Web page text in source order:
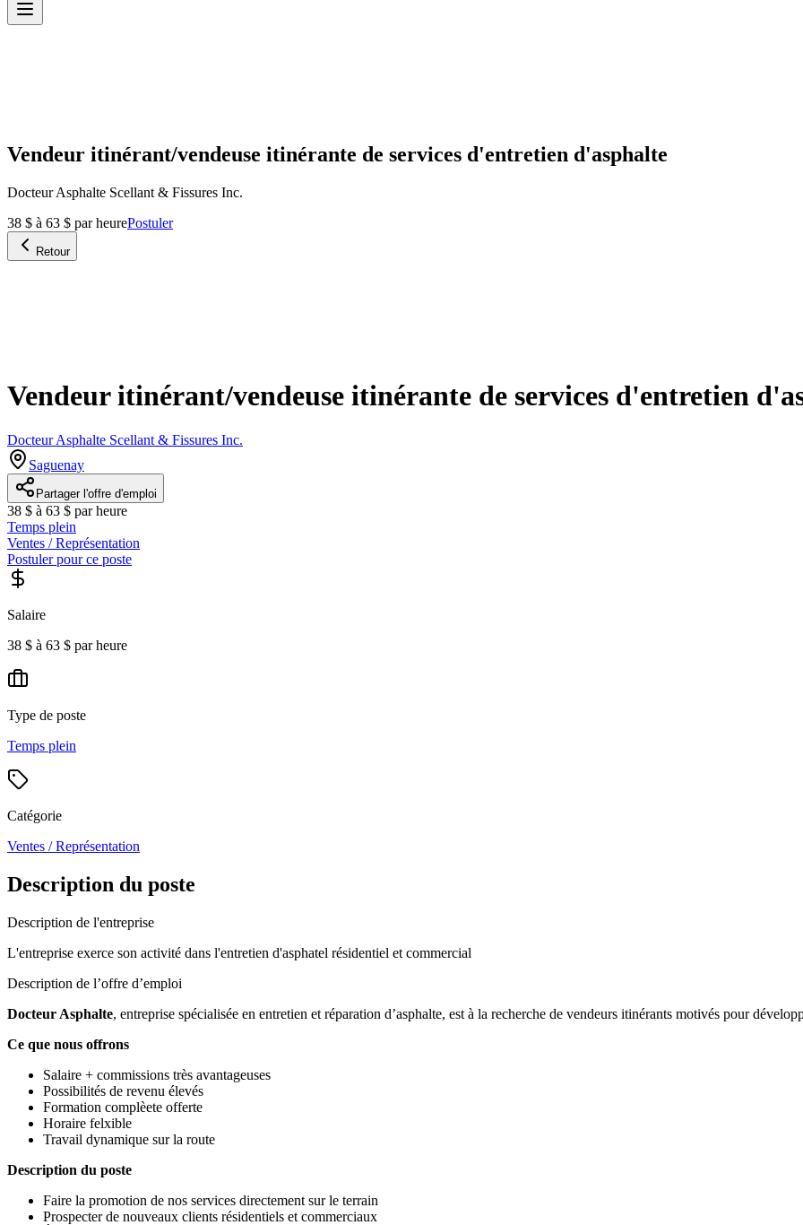
Vendeur itinérant/vendeuse itinérante de services d'entretien d'asphalte
Docteur Asphalte Scellant & Fissures Inc.
38 $ à 63 $ par heurePostuler
Retour
Vendeur itinérant/vendeuse itinérante de services d'entretien
Docteur Asphalte Scellant & Fissures Inc.
Saguenay
Partager l'offre d'emploi
38 $ à 63 $ par heure
Temps plein
Ventes / Représentation
Postuler pour ce poste
Salaire
38 $ à 63 $ par heure
Type de poste
Temps plein
Catégorie
Ventes / Représentation
Description du poste
Description de l'entreprise
L'entreprise exerce son activité dans l'entretien d'asphatel résidentiel et commercial
Description de l’offre d’emploi
Docteur Asphalte, entreprise spécialisée en entretien et réparation d’asphalte, est à la recherche de vendeurs itinérants motivés pour
Ce que nous offrons
Salaire + commissions très avantageuses
Possibilités de revenu élevés
Formation complèete offerte
Horaire felxible
Travail dynamique sur la route
Description du poste
Faire la promotion de nos services directement sur le terrain
Prospecter de nouveaux clients résidentiels et commerciaux